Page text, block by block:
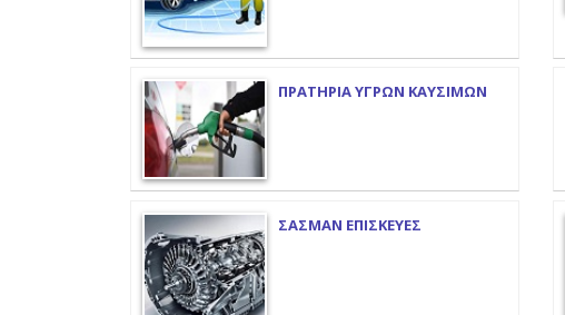
ΠΡΑΤΗΡΙΑ ΥΓΡΩΝ ΚΑΥΣΙΜΩΝ
ΣΑΣΜΑΝ ΕΠΙΣΚΕΥΕΣ